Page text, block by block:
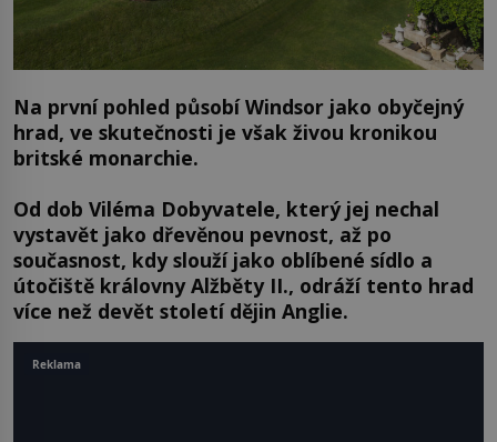
Na první pohled působí Windsor jako obyčejný
hrad, ve skutečnosti je však živou kronikou
britské monarchie.
Od dob Viléma Dobyvatele, který jej nechal
vystavět jako dřevěnou pevnost, až po
současnost, kdy slouží jako oblíbené sídlo a
útočiště královny Alžběty II., odráží tento hrad
více než devět století dějin Anglie.
Reklama